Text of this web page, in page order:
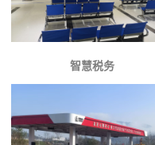
智慧税务